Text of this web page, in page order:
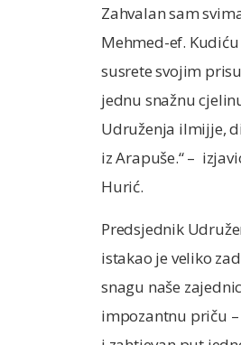
Zahvalan sam
Mehmed-ef.
susrete svojim
jednu snažnu
Udruženja ilmijje,
iz Arapuše.“ –
Hurić.
Predsjednik
istakao je veliko
snagu naše
impozantnu priču